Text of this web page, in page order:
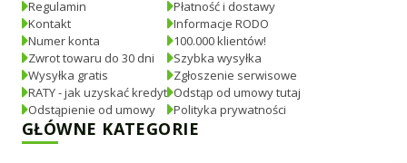
Regulamin
Kontakt
Numer konta
Zwrot towaru do 30 dni
Wysyłka gratis
RATY - jak uzyskać kredyt
Odstąpienie od umowy
Płatność i dostawy
Informacje RODO
100.000 klientów!
Szybka wysyłka
Zgłoszenie serwisowe
Odstąp od umowy tutaj
Polityka prywatności
GŁÓWNE KATEGORIE